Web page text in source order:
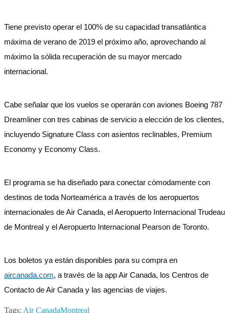
Tiene previsto operar el 100% de su capacidad transatlántica
máxima de verano de 2019 el próximo año, aprovechando al
máximo la sólida recuperación de su mayor mercado
internacional.
Cabe señalar que los vuelos se operarán con aviones Boeing 787
Dreamliner con tres cabinas de servicio a elección de los clientes,
incluyendo Signature Class con asientos reclinables, Premium
Economy y Economy Class.
El programa se ha diseñado para conectar cómodamente con
destinos de toda Norteamérica a través de los aeropuertos
internacionales de Air Canada, el Aeropuerto Internacional Trudeau
de Montreal y el Aeropuerto Internacional Pearson de Toronto.
Los boletos ya están disponibles para su compra en
aircanada.com, a través de la app Air Canada, los Centros de
Contacto de Air Canada y las agencias de viajes.
Tags: Air CanadaMontreal